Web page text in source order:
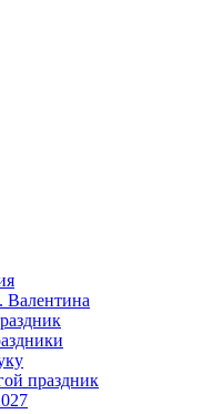
Валентина
праздник